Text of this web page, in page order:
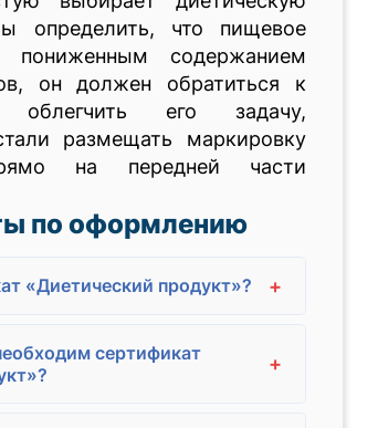
определить, что пищевое
пониженным содержанием
он должен обратиться к
облегчить его задачу,
размещать маркировку
на передней части
по оформлению
«Диетический продукт»? +
сертификат
+